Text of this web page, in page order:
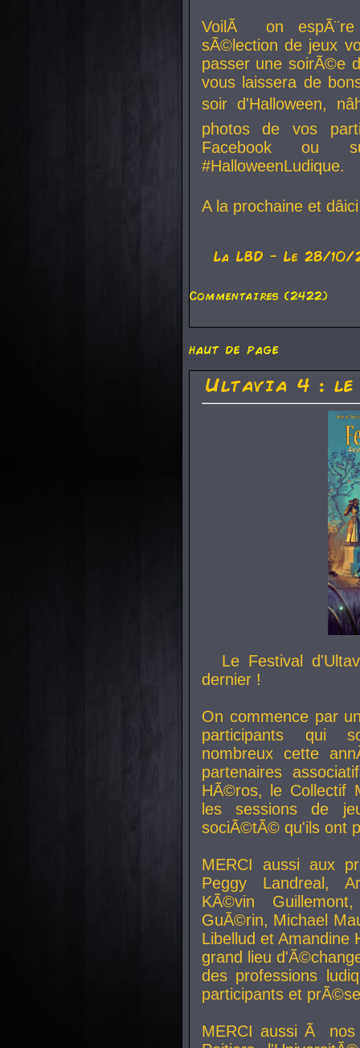
VoilÃ on
sÃ©lection de jeux
passer une soirÃ©e
vous laissera de
soir d'Halloween,
photos de vos
Facebook ou
#HalloweenLudique.
A la prochaine et
La LBD - Le 28/10/
Commentaires (2422)
haut de page
Ultavia 4 :
Le Festival
dernier !
On commence par
participants qui
nombreux cette
partenaires
HÃ©ros, le Collectif
les sessions de
sociÃ©tÃ© qu'ils ont
MERCI aussi aux
Peggy Landreal,
KÃ©vin
GuÃ©rin, Michael
Libellud et Amandine
grand lieu
des professions
participants et
MERCI aussi Ã nos